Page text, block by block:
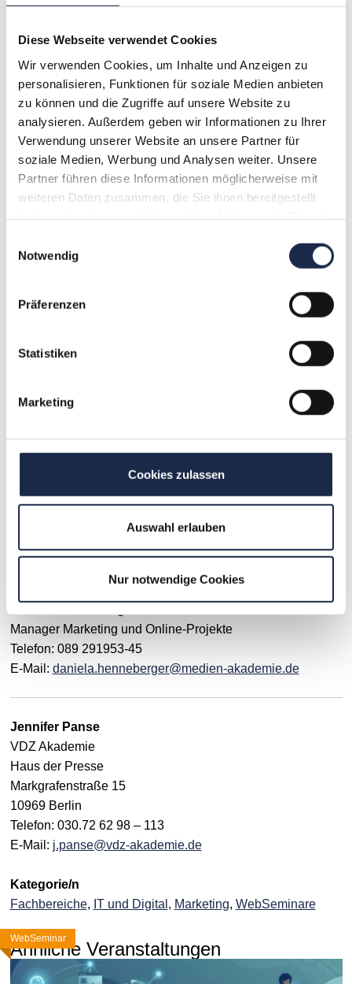
Diese Webseite verwendet Cookies
Wir verwenden Cookies, um Inhalte und Anzeigen zu
personalisieren, Funktionen für soziale Medien anbieten
zu können und die Zugriffe auf unsere Website zu
analysieren. Außerdem geben wir Informationen zu Ihrer
Verwendung unserer Website an unsere Partner für
soziale Medien, Werbung und Analysen weiter. Unsere
Partner führen diese Informationen möglicherweise mit
weiteren Daten zusammen, die Sie ihnen bereitgestellt
Notwendig
Präferenzen
Statistiken
Marketing
Cookies zulassen
Auswahl erlauben
Nur notwendige Cookies
Boris Bergmann
Konditionen
590,- EUR
Mitglieder des AKEP und der Deutschen Fachpresse
erhalten auf dieses Seminar 15 % Rabatt. Bitte geben Sie
Bitte berücksichtigen Sie, dass es sich hier um eine
Veranstaltung eines Kooperationspartners handelt. Ihre
Medien gGmbH weitergeleitet. Ihr Vertragspartner ist somit
Ihre Anmeldebestätigung, Rechnung und weitere
Informationen zur Veranstaltung erhalten. Sie können der
Akademie der Deutschen Medien gGmbH jederzeit per Mail
Ansprechpartner
Manager Marketing und Online-Projekte
Telefon: 089 291953-45
E-Mail: daniela.henneberger@medien-akademie.de
Jennifer Panse
VDZ Akademie
Haus der Presse
Markgrafenstraße 15
10969 Berlin
Telefon: 030.72 62 98 – 113
E-Mail: j.panse@vdz-akademie.de
Kategorie/n
Fachbereiche, IT und Digital , Marketing, WebSeminare
Ähnliche Veranstaltungen
WebSeminar
WebSeminar
WebSeminar